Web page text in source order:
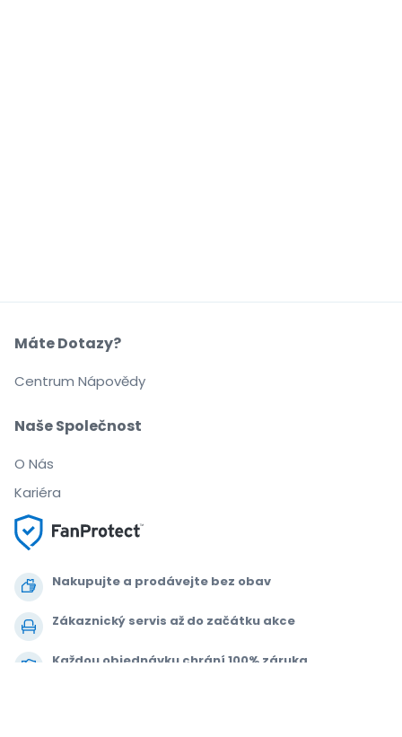
Nakupujte a prodávejte bez obav
Zákaznický servis až do začátku akce
Každou objednávku chrání 100% záruka
Naše Společnost
O Nás
Kariéra
Máte Dotazy?
Centrum Nápovědy